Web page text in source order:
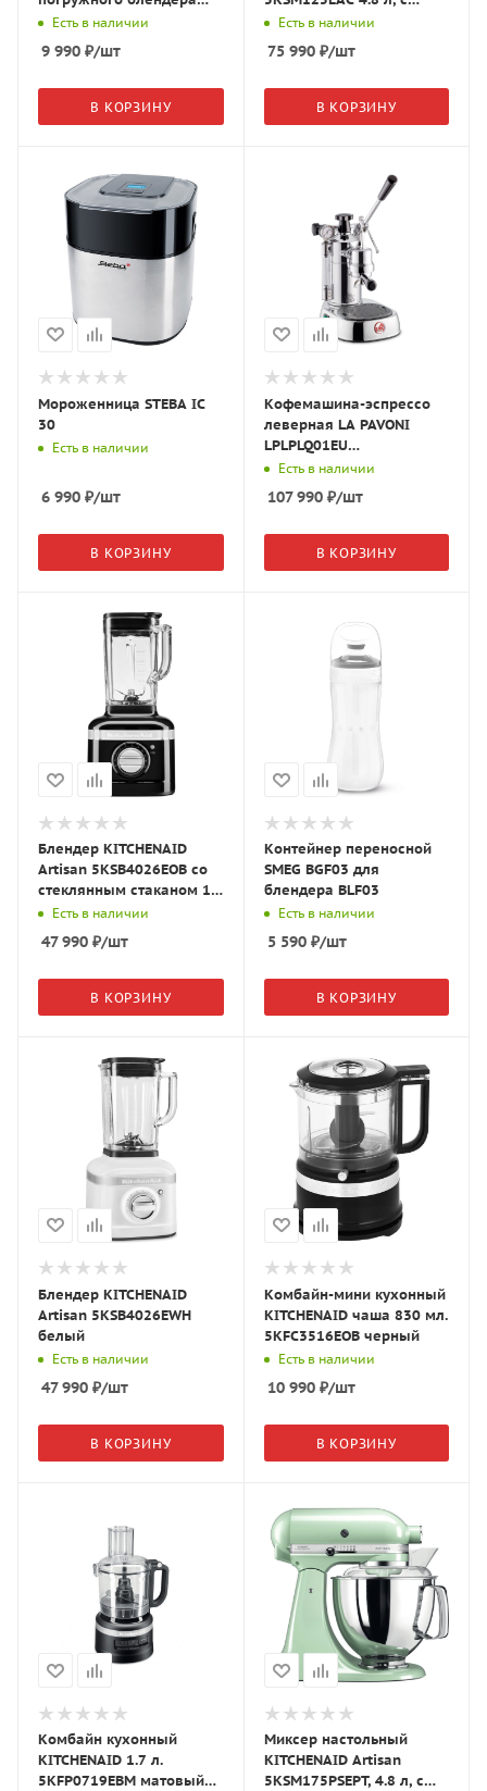
HBF01CREU
Есть в наличии
9 990 ₽/шт
В КОРЗИНУ
откидным блоком
кремовый
Есть в наличии
75 990₽/шт
В КОРЗИНУ
Мороженница STEBA IC
30
Есть в наличии
6 990 ₽/шт
В КОРЗИНУ
Кофемашина-эспрессо
леверная LA PAVONI
LPLPLQ01EU
нержавеющая сталь
Есть в наличии
107 990₽/шт
В КОРЗИНУ
Блендер KITCHENAID
Artisan 5KSB4026EOB со
стеклянным стаканом 1.4
л. черный
Есть в наличии
47 990 ₽/шт
В КОРЗИНУ
Контейнер переносной
SMEG BGF03 для
блендера BLF03
Есть в наличии
5 590₽/шт
В КОРЗИНУ
Блендер KITCHENAID
Artisan 5KSB4026EWH
белый
Есть в наличии
47 990 ₽/шт
В КОРЗИНУ
Комбайн-мини кухонный
KITCHENAID чаша 830 мл.
5KFC3516EOB черный
Есть в наличии
10 990₽/шт
В КОРЗИНУ
Комбайн кухонный
KITCHENAID 1.7 л.
5KFP0719EBM матовый
Миксер настольный
KITCHENAID Artisan
5KSM175PSEPT, 4.8 л, с